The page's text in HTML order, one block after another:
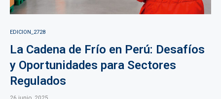
EDICION_2728
La Cadena de Frío en Perú: Desafíos
y Oportunidades para Sectores
Regulados